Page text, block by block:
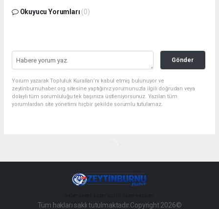
Okuyucu Yorumları (0)
Gönder
Yorum yazarak Topluluk Kuralları’nı kabul etmiş bulunuyor ve
zeytinburnuhaber.org sitesine yaptığınız yorumunuzla ilgili doğrudan veya
dolaylı tüm sorumluluğu tek başınıza üstleniyorsunuz. Yazılan tüm
yorumlardan site yönetimi hiçbir şekilde sorumlu tutulamaz.
Tüm hakları saklı tutulmaktadır.Copyright 2026©